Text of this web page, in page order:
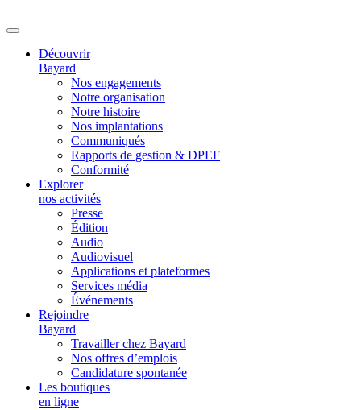
Découvrir
Bayard
Nos engagements
Notre organisation
Notre histoire
Nos implantations
Communiqués
Rapports de gestion & DPEF
Conformité
Explorer
nos activités
Presse
Édition
Audio
Audiovisuel
Applications et plateformes
Services média
Événements
Rejoindre
Bayard
Travailler chez Bayard
Nos offres d’emplois
Candidature spontanée
Les boutiques
en ligne